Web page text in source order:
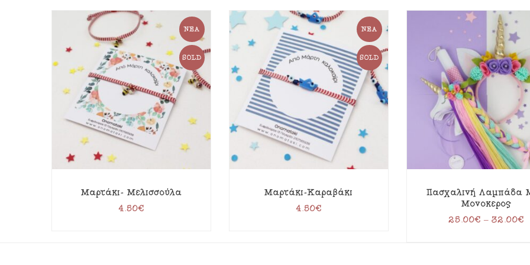
ΝΈΑ
SOLD
Μαρτάκι- Μελισσούλα
4.50€
ΝΈΑ
SOLD
Μαρτάκι-Καραβάκι
4.50€
Πασχαλινή Λαμπάδα
Μονόκερος
25.00€ – 32.00€